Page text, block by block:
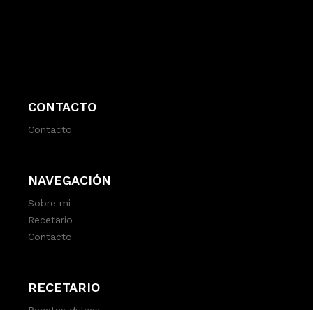
CONTACTO
Contacto
NAVEGACIÓN
Sobre mi
Recetario
Contacto
RECETARIO